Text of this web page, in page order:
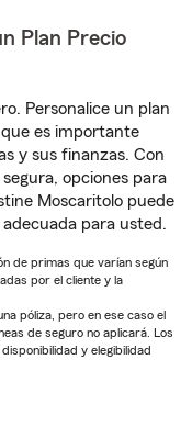
Plan Precio
Personalice un plan
es importante
y sus finanzas. Con
opciones para
Moscaritolo puede
para usted.
de primas que varían según
por el cliente y la
póliza, pero en ese caso el
de seguro no aplicará. Los
y elegibilidad